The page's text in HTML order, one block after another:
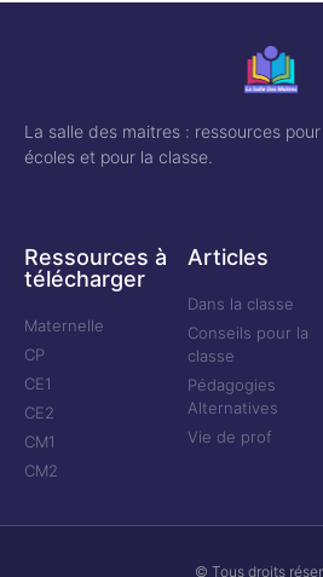
La salle des maitres : ressources
écoles et pour la classe.
Ressources à
télécharger
Maternelle
CP
CE1
CE2
CM1
CM2
Articles
Dans la classe
Conseils pour la
classe
Pédagogies
Alternatives
Vie de prof
© Tous droits